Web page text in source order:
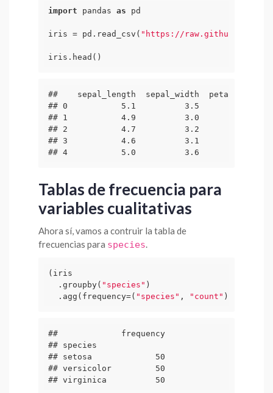
import pandas as pd
iris = pd.read_csv( "https://
iris.head()
##    sepal_length  sepal_width  petal_length
## 0           5.1          3.5           1.4
## 1           4.9          3.0           1.4
## 2           4.7          3.2           1.3
## 3           4.6          3.1           1.5
## 4           5.0          3.6           1.4
Tablas de frecuencia para
variables cualitativas
Ahora sí, vamos a contruir la tabla de
frecuencias para species.
(iris
  .groupby(
"species" )
  .agg(frequency=(
"species" , "count" )))
##             frequency
## species
## setosa             50
## versicolor         50
## virginica          50